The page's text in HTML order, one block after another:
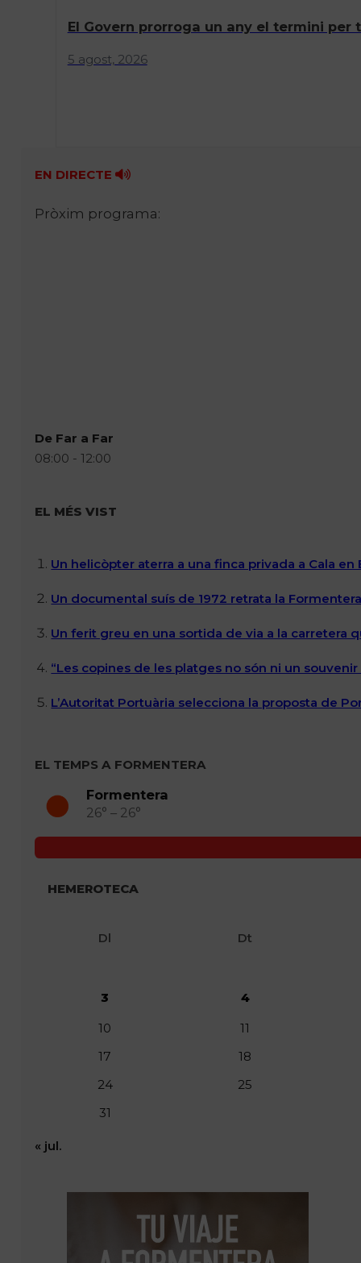
El Govern prorroga un any el termini per
5 agost, 2026
EN DIRECTE
Pròxim programa:
De Far a Far
08:00 - 12:00
EL MÉS VIST
Un helicòpter aterra a una finca privada a Cala
Un documental suís de 1972 retrata la
Un ferit greu en una sortida de via a la carretera
“Les copines de les platges no són ni un
L’Autoritat Portuària selecciona la proposta de
EL TEMPS A FORMENTERA
Formentera
26° – 26°
HEMEROTECA
Dl Dt
3
4
10
11
17
18
24
25
31
« jul.